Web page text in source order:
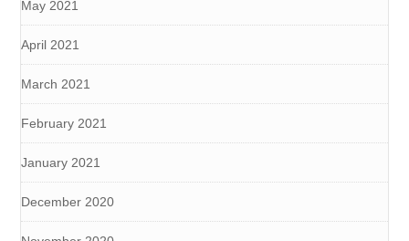
May 2021
April 2021
March 2021
February 2021
January 2021
December 2020